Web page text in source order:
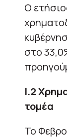
Ο
στο
Ι.2
τομέα
Το